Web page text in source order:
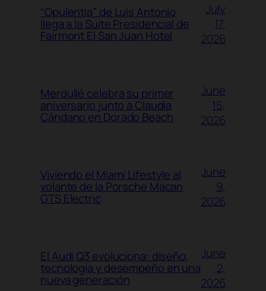
“Opulentia” de Luis Antonio
llega a la Suite Presidencial de
Fairmont El San Juan Hotel
July
17,
2026
Merdulié celebra su primer
aniversario junto a Claudia
Cándano en Dorado Beach
June
15,
2026
Viviendo el Miami Lifestyle al
volante de la Porsche Macan
GTS Electric
June
9,
2026
El Audi Q3 evoluciona: diseño,
tecnología y desempeño en una
nueva generación
June
2,
2026